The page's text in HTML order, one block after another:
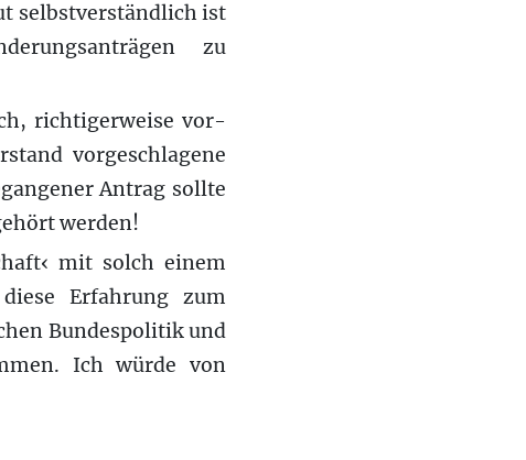
selbstverständlich ist
zu
richtigerweise vor-
vorgeschlagene
Antrag sollte
werden!
mit solch einem
Erfahrung zum
Bundespolitik und
Ich würde von